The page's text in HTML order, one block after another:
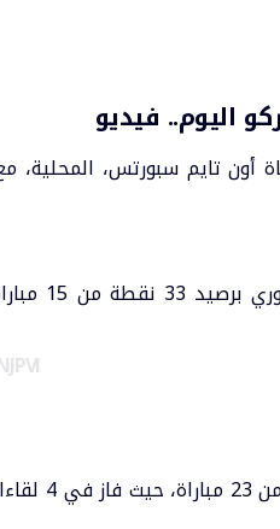
اليوم.. فيديو
أون تايم سبورتس، المحلية،